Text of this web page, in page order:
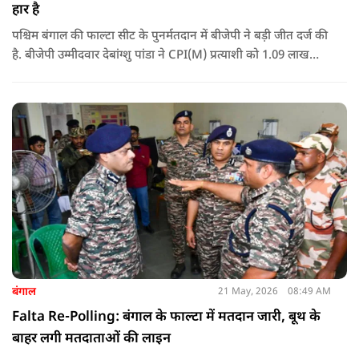
हार है
पश्चिम बंगाल की फाल्टा सीट के पुनर्मतदान में बीजेपी ने बड़ी जीत दर्ज की
है. बीजेपी उम्मीदवार देबांग्शु पांडा ने CPI(M) प्रत्याशी को 1.09 लाख
बंगाल 21 May, 2026 08:49 AM
Falta Re-Polling: बंगाल के फाल्टा में मतदान जारी, बूथ के
बाहर लगी मतदाताओं की लाइन